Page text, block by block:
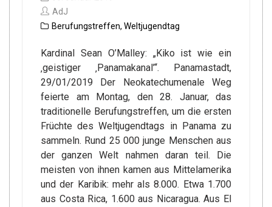
AdJ
Berufungstreffen, Weltjugendtag
Kardinal Sean O’Malley: „Kiko ist wie ein
‚geistiger ‚Panamakanal’“. Panamastadt,
29/01/2019 Der Neokatechumenale Weg
feierte am Montag, den 28. Januar, das
traditionelle Berufungstreffen, um die ersten
Früchte des Weltjugendtags in Panama zu
sammeln. Rund 25 000 junge Menschen aus
der ganzen Welt nahmen daran teil. Die
meisten von ihnen kamen aus Mittelamerika
und der Karibik: mehr als 8.000. Etwa 1.700
aus Costa Rica, 1.600 aus Nicaragua. Aus El